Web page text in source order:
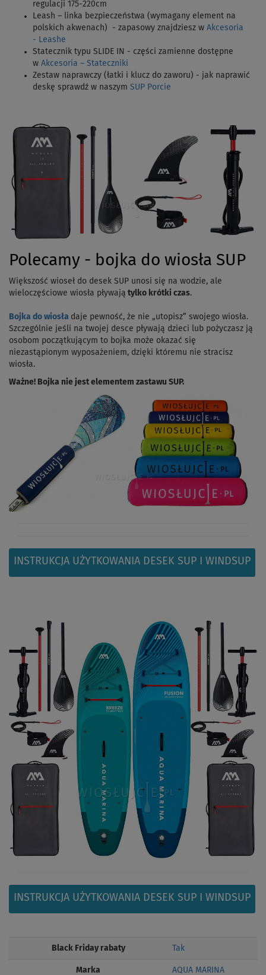
regulacji 175-220cm
Leash – linka bezpieczeństwa (wymagany element na
polskich akwenach) - zapasowy znajdziesz w Akcesoria
- Leashe
Statecznik typu SLIDE IN - części zamienne dostępne
w Akcesoria – Stateczniki
Zestaw naprawczy (łatki i klucz do zaworu) - jak naprawić
deskę sprawdź w naszym SUP Porcie
Polecamy - bojka do wiosła SUP
Większość wioseł do desek SUP unosi się na wodzie, ale
wieloczęściowe wiosła pływają tylko krótki czas.
Bojka do wiosła daje pewność, że nie „utopisz” swojego wiosła.
Szczególnie jeśli na twojej desce pływają dzieci lub pożyczasz ją
osobom początkującym to bojka może okazać się
niezastąpionym wyposażeniem, dzięki któremu nie stracisz
wiosła.
Ważne! Bojka nie jest elementem zastawu SUP.
INSTRUKCJA UŻYTKOWANIA DESEK SUP I WINDSUP
INSTRUKCJA UŻYTKOWANIA DESEK SUP I WINDSUP
Black Friday rabaty Tak
Marka AQUA MARINA